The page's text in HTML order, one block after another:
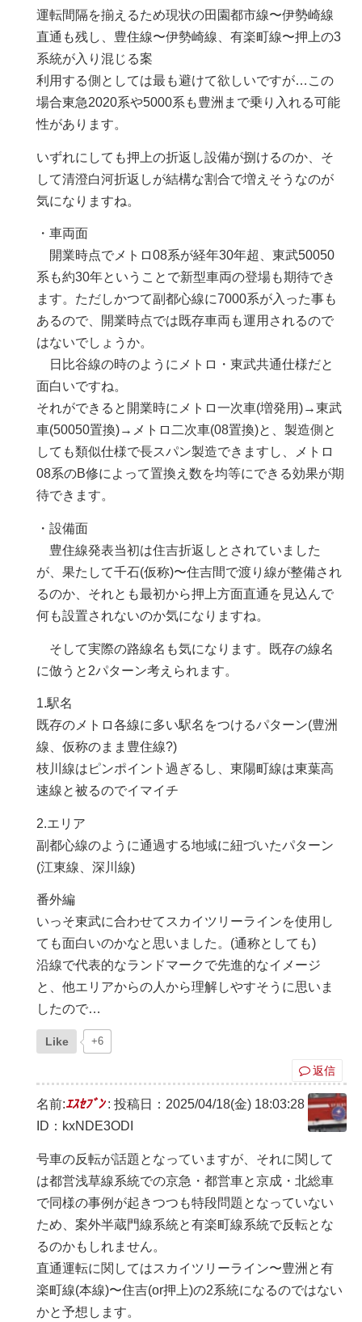
運転間隔を揃えるため現状の田園都市線〜伊勢崎線
直通も残し、豊住線〜伊勢崎線、有楽町線〜押上の3
系統が入り混じる案
利用する側としては最も避けて欲しいですが…この
場合東急2020系や5000系も豊洲まで乗り入れる可能
性があります。
いずれにしても押上の折返し設備が捌けるのか、そ
して清澄白河折返しが結構な割合で増えそうなのが
気になりますね。
・車両面
開業時点でメトロ08系が経年30年超、東武50050
系も約30年ということで新型車両の登場も期待でき
ます。ただしかつて副都心線に7000系が入った事も
あるので、開業時点では既存車両も運用されるので
はないでしょうか。
日比谷線の時のようにメトロ・東武共通仕様だと
面白いですね。
それができると開業時にメトロ一次車(増発用)→東武
車(50050置換)→メトロ二次車(08置換)と、製造側と
しても類似仕様で長スパン製造できますし、メトロ
08系のB修によって置換え数を均等にできる効果が期
待できます。
・設備面
豊住線発表当初は住吉折返しとされていました
が、果たして千石(仮称)〜住吉間で渡り線が整備され
るのか、それとも最初から押上方面直通を見込んで
何も設置されないのか気になりますね。
そして実際の路線名も気になります。既存の線名
に倣うと2パターン考えられます。
1.駅名
既存のメトロ各線に多い駅名をつけるパターン(豊洲
線、仮称のまま豊住線?)
枝川線はピンポイント過ぎるし、東陽町線は東葉高
速線と被るのでイマイチ
2.エリア
副都心線のように通過する地域に紐づいたパターン
(江東線、深川線)
番外編
いっそ東武に合わせてスカイツリーラインを使用し
ても面白いのかなと思いました。(通称としても)
沿線で代表的なランドマークで先進的なイメージ
と、他エリアからの人から理解しやすそうに思いま
したので…
Like +6
返信
名前:ｴｽｾﾌﾞﾝ: 投稿日：2025/04/18(金) 18:03:28
ID：kxNDE3ODI
号車の反転が話題となっていますが、それに関して
は都営浅草線系統での京急・都営車と京成・北総車
で同様の事例が起きつつも特段問題となっていない
ため、案外半蔵門線系統と有楽町線系統で反転とな
るのかもしれません。
直通運転に関してはスカイツリーライン〜豊洲と有
楽町線(本線)〜住吉(or押上)の2系統になるのではない
かと予想します。